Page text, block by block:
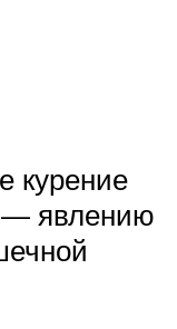
курение
— явлению